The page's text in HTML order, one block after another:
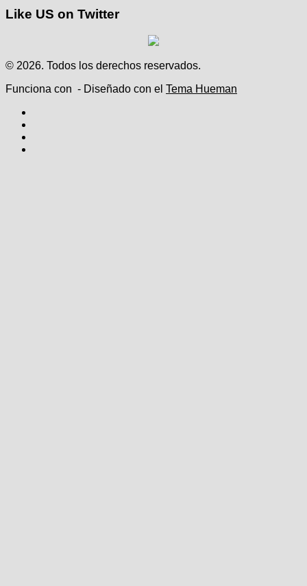
Like US on Twitter
© 2026. Todos los derechos reservados.
Funciona con - Diseñado con el Tema Hueman